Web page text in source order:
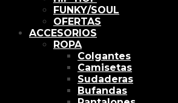
FUNKY/SOUL
OFERTAS
ACCESORIOS
ROPA
Colgantes
Camisetas
Sudaderas
Bufandas